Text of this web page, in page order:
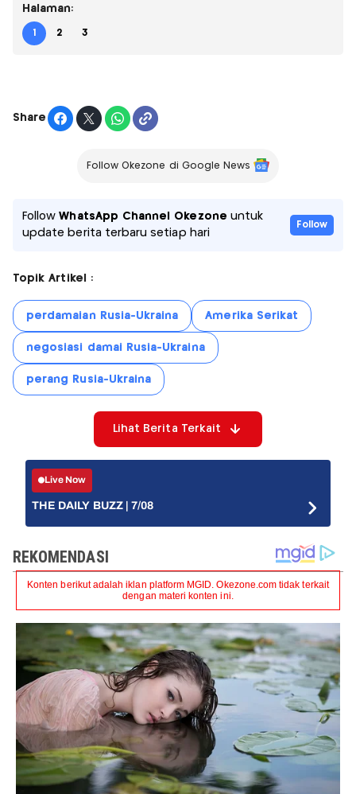
Halaman:
1 2 3
Share
Follow Okezone di Google News
FollowWhatsApp Channel Okezone untuk
update berita terbaru setiap hari
Follow
Topik Artikel :
perdamaian Rusia-Ukraina Amerika Serikat
negosiasi damai Rusia-Ukraina
perang Rusia-Ukraina
Lihat Berita Terkait
Live Now
THE DAILY BUZZ | 7/08